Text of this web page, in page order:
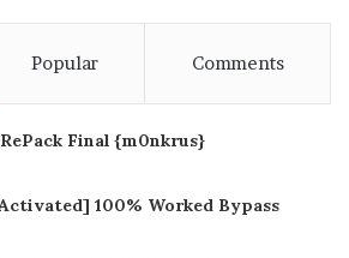
Popular Comments
Final {m0nkrus}
100% Worked Bypass